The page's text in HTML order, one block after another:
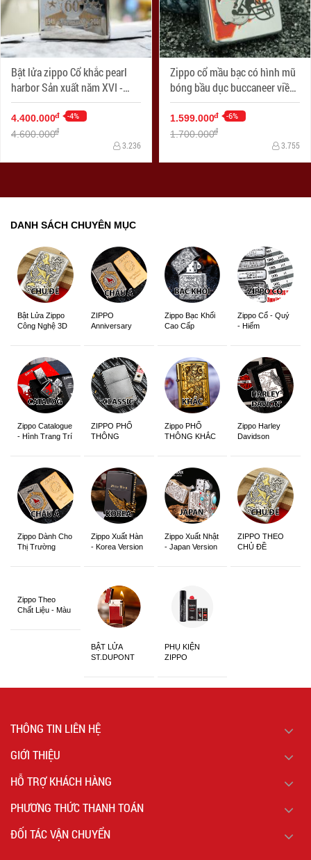
Bật lửa zippo Cổ khắc pearl
harbor Sản xuất năm XVI -
2000
4.400.000đ -4%
4.600.000đ
3.236
Zippo cổ mầu bạc có hình mũ
bóng bầu dục buccaneer viền
đỏ
1.599.000đ -6%
1.700.000đ
3.755
DANH SÁCH CHUYÊN MỤC
Bật Lửa Zippo
Công Nghệ 3D
ZIPPO
Anniversary
Zippo Bạc Khối
Cao Cấp
Zippo Cổ - Quý
- Hiếm
Zippo Catalogue
- Hình Trang Trí
ZIPPO PHỔ
THÔNG
Zippo PHỔ
THÔNG KHẮC
Zippo Harley
Davidson
Zippo Dành Cho
Thị Trường
Zippo Xuất Hàn
- Korea Version
Zippo Xuất Nhật
- Japan Version
ZIPPO THEO
CHỦ ĐỀ
Zippo Theo
Chất Liệu - Màu
BẬT LỬA
ST.DUPONT
PHỤ KIỆN
ZIPPO
THÔNG TIN LIÊN HỆ
GIỚI THIỆU
HỖ TRỢ KHÁCH HÀNG
PHƯƠNG THỨC THANH TOÁN
ĐỐI TÁC VẬN CHUYỂN